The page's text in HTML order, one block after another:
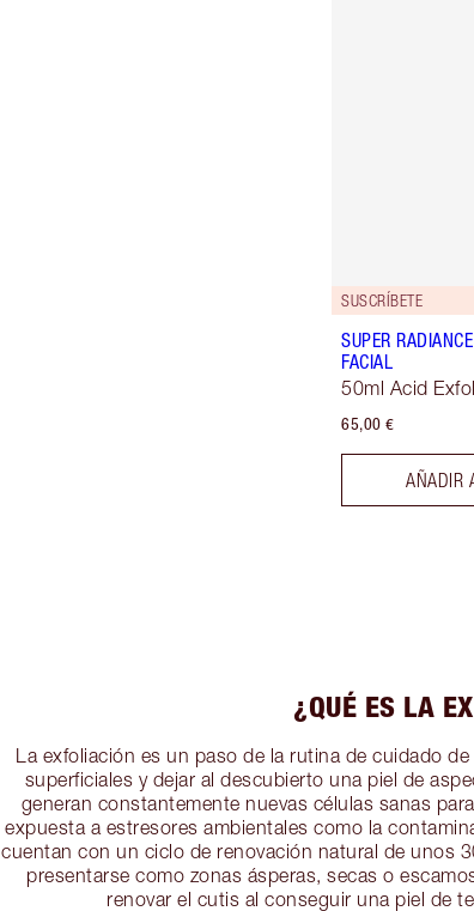
SUSCRÍBETE
SUPER
FACIAL
50ml Acid
65,00 €
AÑADIR
¿QUÉ ES LA
La exfoliación es un paso de la rutina de cuidado
superficiales y dejar al descubierto una piel de
generan constantemente nuevas células sanas
expuesta a estresores ambientales como la
cuentan con un ciclo de renovación natural de unos
presentarse como zonas ásperas, secas o
renovar el cutis al conseguir una piel de